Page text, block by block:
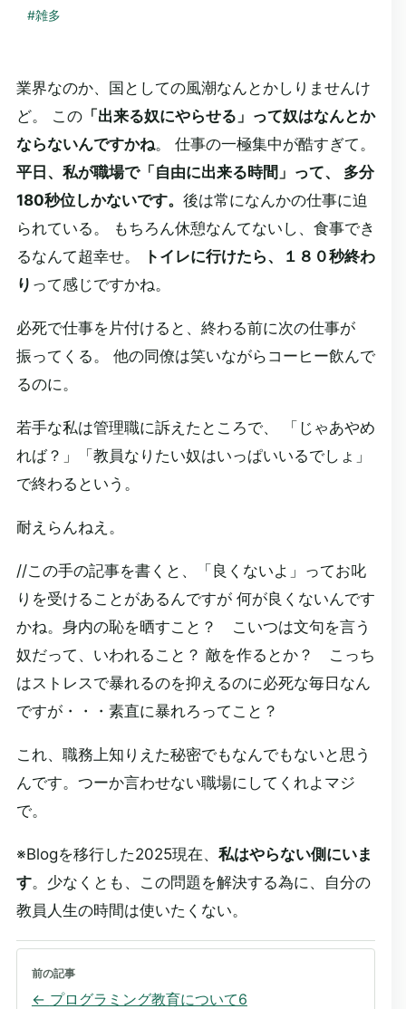
#雑多
業界なのか、国としての風潮なんとかしりませんけ
ど。 この「出来る奴にやらせる」って奴はなんとか
ならないんですかね。 仕事の一極集中が酷すぎて。
平日、私が職場で「自由に出来る時間」って、 多分
180秒位しかないです。 後は常になんかの仕事に迫
られている。 もちろん休憩なんてないし、食事でき
るなんて超幸せ。
トイレに行けたら、１８０秒終わ
り って感じですかね。
必死で仕事を片付けると、終わる前に次の仕事が
振ってくる。 他の同僚は笑いながらコーヒー飲んで
るのに。
若手な私は管理職に訴えたところで、 「じゃあやめ
れば？」「教員なりたい奴はいっぱいいるでしょ」
で終わるという。
耐えらんねえ。
//この手の記事を書くと、「良くないよ」ってお叱
りを受けることがあるんですが 何が良くないんです
かね。身内の恥を晒すこと？ こいつは文句を言う
奴だって、いわれること？ 敵を作るとか？ こっち
はストレスで暴れるのを抑えるのに必死な毎日なん
ですが・・・素直に暴れろってこと？
これ、職務上知りえた秘密でもなんでもないと思う
んです。つーか言わせない職場にしてくれよマジ
で。
※Blogを移行した2025現在、 私はやらない側にいま
す。少なくとも、この問題を解決する為に、自分の
教員人生の時間は使いたくない。
前の記事
← プログラミング教育について6